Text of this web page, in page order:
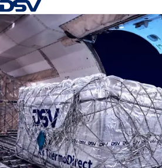
Volver a la página principal